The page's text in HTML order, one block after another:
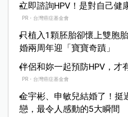
立即諮詢HPV！是對自己健
PR・台灣癌症基金會
只植入1顆胚胎卻懷上雙胞
婚兩周年迎「寶寶奇蹟」
伴侶和妳一起預防HPV，才
PR・台灣癌症基金會
金宇彬、申敏兒結婚了！挺
戀，最令人感動的5大瞬間